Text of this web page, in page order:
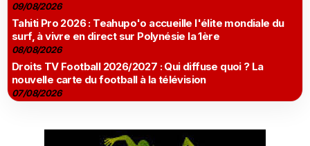
09/08/2026
Tahiti Pro 2026 : Teahupo'o accueille l'élite mondiale du
surf, à vivre en direct sur Polynésie la 1ère
08/08/2026
Droits TV Football 2026/2027 : Qui diffuse quoi ? La
nouvelle carte du football à la télévision
07/08/2026